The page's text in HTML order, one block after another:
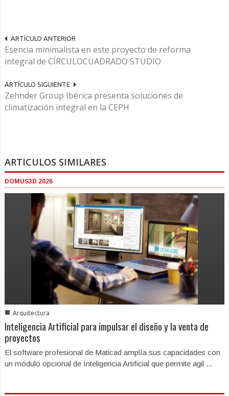
ARTÍCULO ANTERIOR
Esencia minimalista en este proyecto de reforma
integral de CÍRCULOCUADRADO STUDIO
ARTÍCULO SIGUIENTE
Zehnder Group Ibérica presenta soluciones de
climatización integral en la CEPH
ARTICULOS SIMILARES
DOMUS3D 2026
■ Arquitectura
Inteligencia Artificial para impulsar el diseño y la venta de
proyectos
El software profesional de Maticad amplía sus capacidades con
un módulo opcional de Inteligencia Artificial que permite agil ...